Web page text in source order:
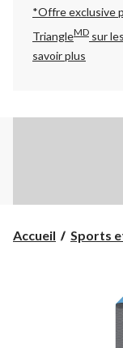
*Offre exclusive
TriangleMD sur
savoir plus
Accueil Sports